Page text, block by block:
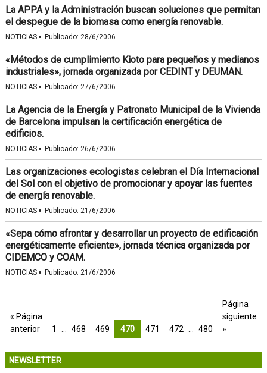
La APPA y la Administración buscan soluciones que permitan
el despegue de la biomasa como energía renovable.
NOTICIAS · Publicado: 28/6/2006
«Métodos de cumplimiento Kioto para pequeños y medianos
industriales», jornada organizada por CEDINT y DEUMAN.
NOTICIAS · Publicado: 27/6/2006
La Agencia de la Energía y Patronato Municipal de la Vivienda
de Barcelona impulsan la certificación energética de
edificios.
NOTICIAS · Publicado: 26/6/2006
Las organizaciones ecologistas celebran el Día Internacional
del Sol con el objetivo de promocionar y apoyar las fuentes
de energía renovable.
NOTICIAS · Publicado: 21/6/2006
«Sepa cómo afrontar y desarrollar un proyecto de edificación
energéticamente eficiente», jornada técnica organizada por
CIDEMCO y COAM.
NOTICIAS · Publicado: 21/6/2006
« Página
anterior
1 468 469 470 471 472 480
Página
siguiente
»
NEWSLETTER